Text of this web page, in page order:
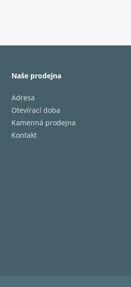
PARAMETRY ZESILOVAČE
Dynamické napájení
THD + N (celkové
harmonické zkreslení +
Naše prodejna
Adresa
Otevírací doba
Kamenná prodejna
Kontakt